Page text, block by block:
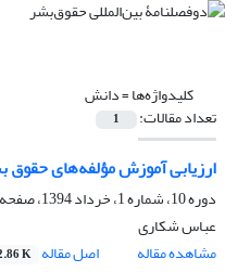
کلیدواژه‌ها =دانش
تعداد مقالات: 1
ارزیابی آموزش مؤلفه‌های حقوق
دوره 10، شماره 1، خرداد 1394، صفحه
عباس شکاری
مشاهده مقاله
اصل مقاله K